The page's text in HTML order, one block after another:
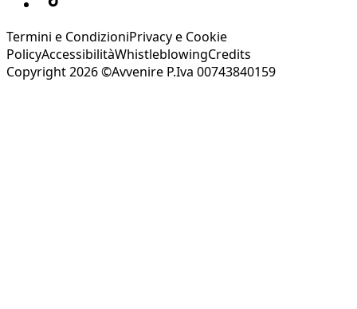
Termini e CondizioniPrivacy e Cookie
PolicyAccessibilitàWhistleblowingCredits
Copyright 2026 ©Avvenire P.Iva 00743840159